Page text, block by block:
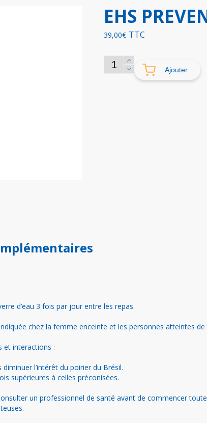
EHS
39,00€ TTC
quantité
de
Ajouter
d’eau 3 fois par jour entre les repas.
chez la femme enceinte et les personnes atteintes
et interactions :
l’intérêt du poirier du Brésil.
supérieures à celles préconisées.
un professionnel de santé avant de commencer